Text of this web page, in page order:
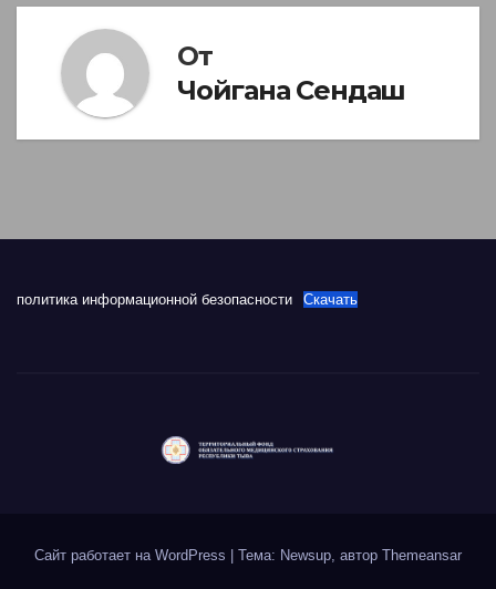
От
Чойгана Сендаш
политика информационной безопасности Скачать
Сайт работает на WordPress Тема: Newsup, автор Themeansar